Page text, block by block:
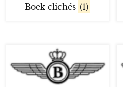
Boek clichés (1)